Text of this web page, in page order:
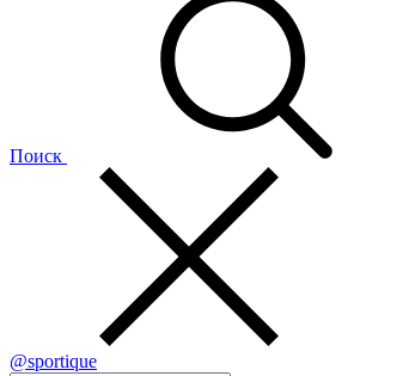
Поиск
@sportique